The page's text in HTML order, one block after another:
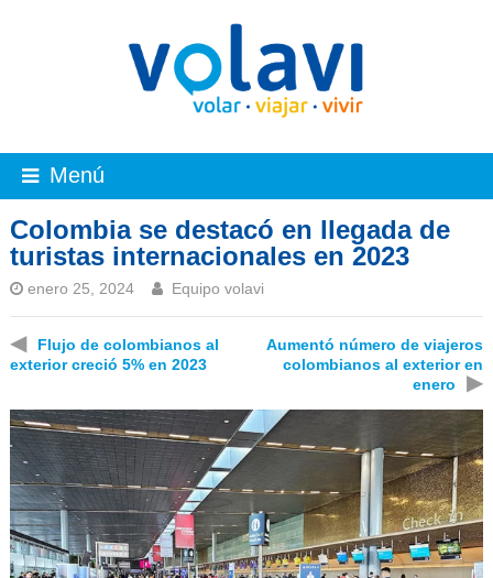
Menú
Colombia se destacó en llegada de
turistas internacionales en 2023
enero 25, 2024 Equipo volavi
◀
Flujo de colombianos al
exterior creció 5% en 2023
Aumentó número de viajeros
colombianos al exterior en
enero
▶